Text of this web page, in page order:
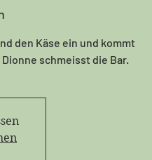
den Käse ein und kommt
schmeisst die Bar.